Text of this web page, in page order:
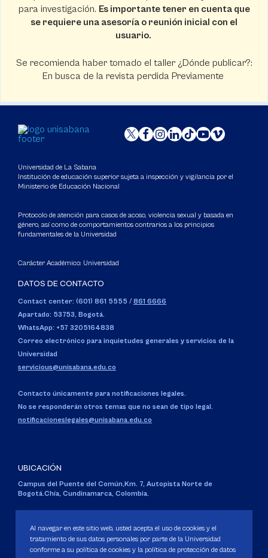
para investigación. Es importante tener en cuenta que
se requiere una asesoría o reunión inicial con el
usuario.
Se recomienda haber tomado el taller ¿Dónde publicar?:
En busca de la revista perdida Previamente
Universidad de La Sabana
Institución de educación superior sujeta a inspección y vigilancia por el
Ministerio de Educación Nacional
Protocolo de atención para casos de acoso, violencia sexual y basada en
género, así como de comportamientos contrarios a los principios
fundamentales de la Universidad
Carácter Académico: Universidad
DATOS DE CONTACTO
Contact center: (601) 861 5555 / 861 6666
Apartado: 53753, Bogotá.
WhatsApp: +57 3205164838
Correo electrónico para inquietudes generales y servicios de la
Universidad
servicious@unisabana.edu.co
Contacto únicamente para notificaciones legales.
No se responderán otros temas que no sean de tipo legal.
notificacioneslegales@unisabana.edu.co
UBICACIÓN
Campus del Puente del Común,Km. 7, Autopista Norte de
Bogotá.Chía, Cundinamarca, Colombia.
Personería Jurídica:Resolución 130 del 14 de enero de 1980.
Ministerio de Educación Nacional.
Al navegar en este sitio web, usted acepta el uso de cookies y el
tratamiento de sus datos personales por parte de la Universidad
conforme a su política de cookies y la política de protección de datos